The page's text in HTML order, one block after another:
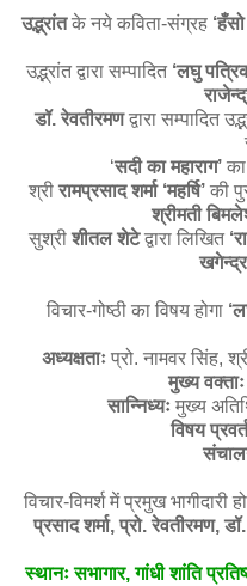
उद्भ्रांतके नये कविता-संग्रह
उद्भ्रांत द्वारा सम्पादित ‘लघु
डॉ. रेवतीरमणद्वारा सम्पादित
‘सदी का महाराग’
श्रीरामप्रसाद शर्मा ‘महर्षि’ की
श्रीमती
सुश्रीशीतल शेटेद्वारा लिखित
विचार-गोष्ठी का विषय होगा
अध्यक्षताः प्रो. नामवर सिंह,
मुख्य वक्ताः
सान्निध्यः मुख्य
विषय
विचार-विमर्श में प्रमुख भागीदारी
प्रसाद शर्मा, प्रो. रेवतीरमण,
स्थानः सभागार, गांधी शांति